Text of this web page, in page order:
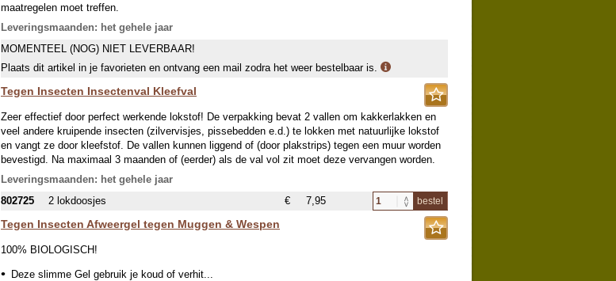
maatregelen moet treffen.
Leveringsmaanden: het gehele jaar
MOMENTEEL (NOG) NIET LEVERBAAR!
Plaats dit artikel in je favorieten en ontvang een mail zodra het weer bestelbaar is.
Tegen Insecten Insectenval Kleefval
Zeer effectief door perfect werkende lokstof! De verpakking bevat 2 vallen om kakkerlakken en
veel andere kruipende insecten (zilvervisjes, pissebedden e.d.) te lokken met natuurlijke lokstof
en vangt ze door kleefstof. De vallen kunnen liggend of (door plakstrips) tegen een muur worden
bevestigd. Na maximaal 3 maanden of (eerder) als de val vol zit moet deze vervangen worden.
Leveringsmaanden: het gehele jaar
802725
2 lokdoosjes € 7,95 bestel
Tegen Insecten Afweergel tegen Muggen & Wespen
100% BIOLOGISCH!
Deze slimme Gel gebruik je koud of verhit...